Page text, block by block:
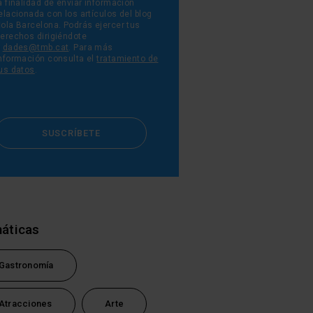
finalidad de enviar información
con los artículos del blog
Barcelona. Podrás ejercer tus
dirigiéndote
dades@tmb.cat. Para más
consulta eltratamiento de
datos .
SUSCRÍBETE
Gastronomía
Atracciones Arte